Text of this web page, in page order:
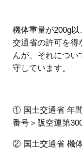
機体重量が200g
交通省の許可を得
んが、それについ
守しています。
① 国土交通省 年
番号＞阪空運第
② 国土交通省 機